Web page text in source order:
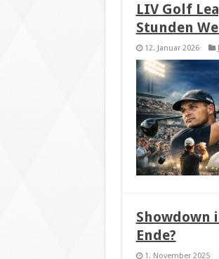
LIV Golf
Stunden
12. Januar 2026
Showdown
Ende?
1. November 2025